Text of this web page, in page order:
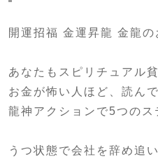
開運招福 金運昇龍 金龍
あなたもスピリチュアル
お金が怖い人ほど、読ん
龍神アクションで5つのス
うつ状態で会社を辞め追